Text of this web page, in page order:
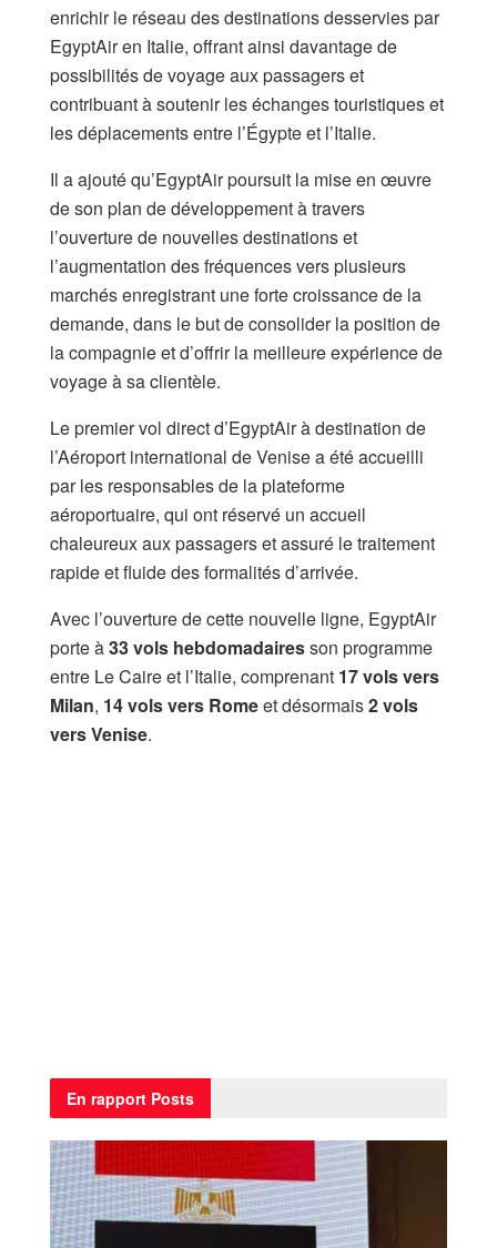
enrichir le réseau des destinations desservies par
EgyptAir en Italie, offrant ainsi davantage de
possibilités de voyage aux passagers et
contribuant à soutenir les échanges touristiques et
les déplacements entre l’Égypte et l’Italie.
Il a ajouté qu’EgyptAir poursuit la mise en œuvre
de son plan de développement à travers
l’ouverture de nouvelles destinations et
l’augmentation des fréquences vers plusieurs
marchés enregistrant une forte croissance de la
demande, dans le but de consolider la position de
la compagnie et d’offrir la meilleure expérience de
voyage à sa clientèle.
Le premier vol direct d’EgyptAir à destination de
l’Aéroport international de Venise a été accueilli
par les responsables de la plateforme
aéroportuaire, qui ont réservé un accueil
chaleureux aux passagers et assuré le traitement
rapide et fluide des formalités d’arrivée.
Avec l’ouverture de cette nouvelle ligne, EgyptAir
porte à33 vols hebdomadairesson programme
entre Le Caire et l’Italie, comprenant 17 vols vers
Milan, 14 vols vers Romeet désormais2 vols
vers Venise.
En rapport Posts